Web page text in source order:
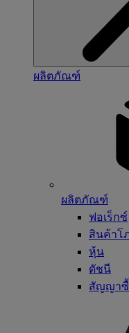
ผลิตภัณฑ์
ผลิตภัณฑ์
ฟอเร็กซ์
สินค้า
หุ้น
ดัชนี
สัญญาซื้